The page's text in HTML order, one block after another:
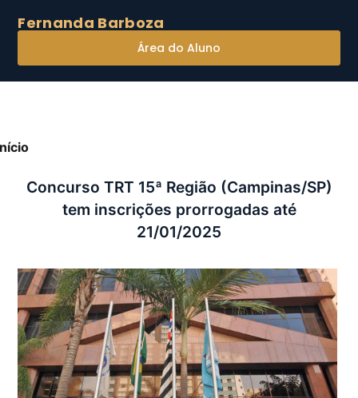
Fernanda Barboza
Área do Aluno
Concurso TRT 15ª Região (Campinas/SP)
tem inscrições prorrogadas até
21/01/2025